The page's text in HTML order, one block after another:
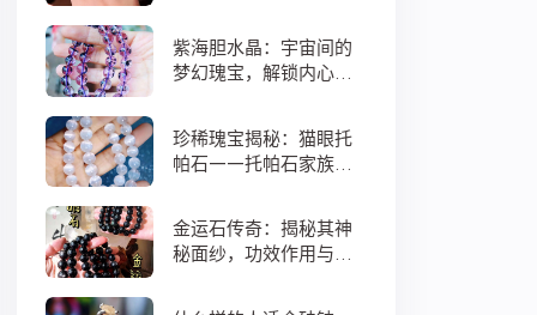
灵性的完美结合！
紫海胆水晶：宇宙间的
梦幻瑰宝，解锁内心宁
珍稀瑰宝揭秘：猫眼托
帕石——托帕石家族中
金运石传奇：揭秘其神
秘面纱，功效作用与搭